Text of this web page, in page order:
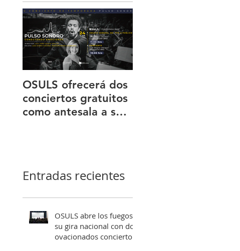
OSULS ofrecerá dos
conciertos gratuitos
como antesala a su
Entradas recientes
OSULS abre los fuegos a
su gira nacional con dos
ovacionados conciertos